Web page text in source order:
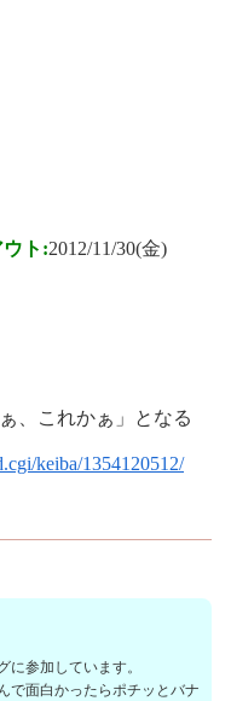
ト:2012/11/30(金)
、これかぁ」となる
keiba/1354120512/
に参加しています。
で面白かったらポチッとバナ